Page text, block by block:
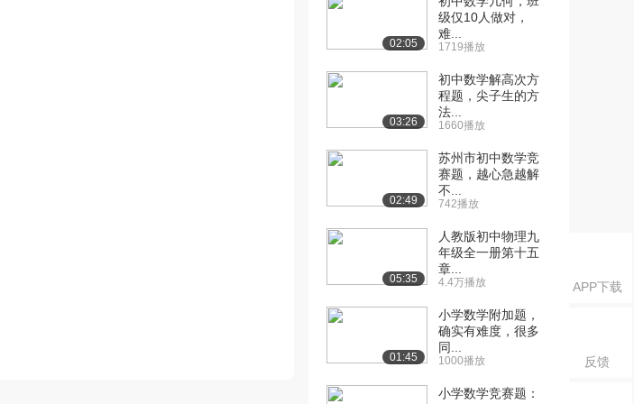
APP下载
反馈
02:05
级仅10人做对，
难...
1719播放
03:26
初中数学解高次方
程题，尖子生的方
法...
1660播放
02:49
苏州市初中数学竞
赛题，越心急越解
不...
742播放
05:35
人教版初中物理九
年级全一册第十五
章...
4.4万播放
01:45
小学数学附加题，
确实有难度，很多
同...
1000播放
小学数学竞赛题：